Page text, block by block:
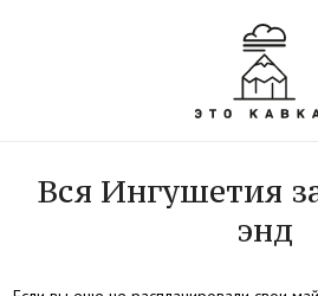
Вся Ингушетия
энд